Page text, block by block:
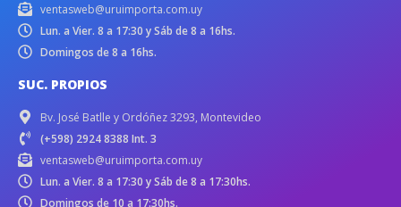
ventasweb@uruimporta.com.uy
Lun. a Vier. 8 a 17:30 y Sáb de 8 a 16hs.
Domingos de 8 a 16hs.
SUC. PROPIOS
Bv. José Batlle y Ordóñez 3293, Montevideo
(+598) 2924 8388 Int. 3
ventasweb@uruimporta.com.uy
Lun. a Vier. 8 a 17:30 y Sáb de 8 a 17:30hs.
Domingos de 10 a 17:30hs.